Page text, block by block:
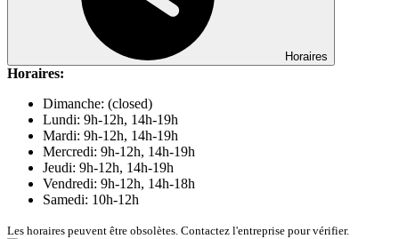
Horaires
Horaires:
Dimanche: (closed)
Lundi: 9h-12h, 14h-19h
Mardi: 9h-12h, 14h-19h
Mercredi: 9h-12h, 14h-19h
Jeudi: 9h-12h, 14h-19h
Vendredi: 9h-12h, 14h-18h
Samedi: 10h-12h
Les horaires peuvent être obsolètes. Contactez l'entreprise pour vérifier.